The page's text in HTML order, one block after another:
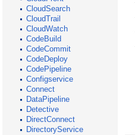
CloudSearch
CloudTrail
CloudWatch
CodeBuild
CodeCommit
CodeDeploy
CodePipeline
Configservice
Connect
DataPipeline
Detective
DirectConnect
DirectoryService